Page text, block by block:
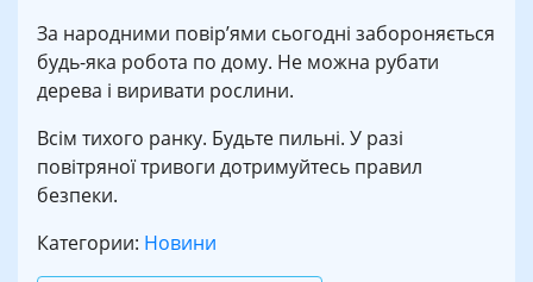
За народними повір’ями сьогодні забороняється
будь-яка робота по дому. Не можна рубати
дерева і виривати рослини.
Всім тихого ранку. Будьте пильні. У разі
повітряної тривоги дотримуйтесь правил
безпеки.
Категории: Новини